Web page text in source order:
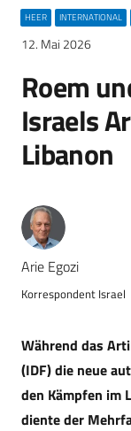
HEER INTERNATIONAL
12. Mai 2026
Roem
Israels
Libanon
Arie Egozi
Korrespondent Israel
Während das
(IDF) die neue
den Kämpfen im
diente der